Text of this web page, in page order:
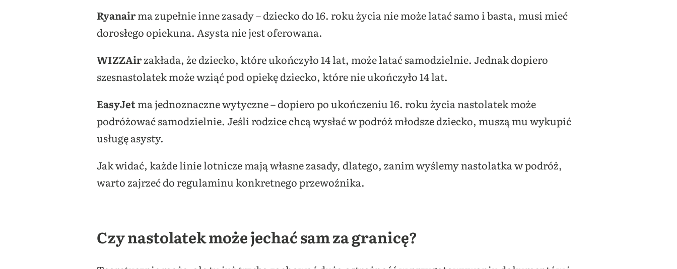
Ryanairma zupełnie inne zasady – dziecko do 16. roku życia nie może latać samo i basta, musi mieć
dorosłego opiekuna. Asysta nie jest oferowana.
WIZZAirzakłada, że dziecko, które ukończyło 14 lat, może latać samodzielnie. Jednak dopiero
szesnastolatek może wziąć pod opiekę dziecko, które nie ukończyło 14 lat.
EasyJetma jednoznaczne wytyczne – dopiero po ukończeniu 16. roku życia nastolatek może
podróżować samodzielnie. Jeśli rodzice chcą wysłać w podróż młodsze dziecko, muszą mu wykupić
usługę asysty.
Jak widać, każde linie lotnicze mają własne zasady, dlatego, zanim wyślemy nastolatka w podróż,
warto zajrzeć do regulaminu konkretnego przewoźnika.
Czy nastolatek może jechać sam za granicę?